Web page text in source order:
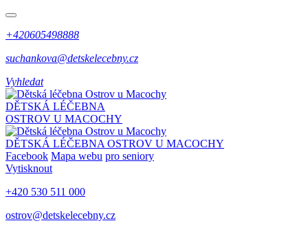
+420605498888
suchankova@detskelecebny.cz
Vyhledat
DĚTSKÁ LÉČEBNA
OSTROV U MACOCHY
DĚTSKÁ LÉČEBNA OSTROV U MACOCHY
Facebook Mapa webu pro seniory
Vytisknout
+420 530 511 000
ostrov@detskelecebny.cz